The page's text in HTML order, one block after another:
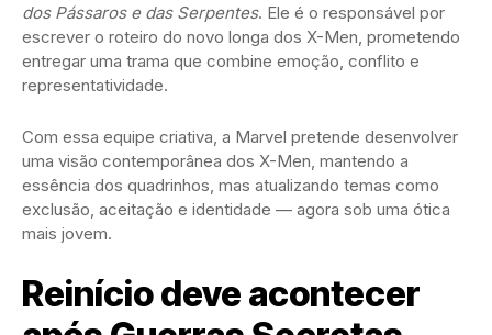
dos Pássaros e das Serpentes. Ele é o responsável por
escrever o roteiro do novo longa dos X-Men, prometendo
entregar uma trama que combine emoção, conflito e
representatividade.
Com essa equipe criativa, a Marvel pretende desenvolver
uma visão contemporânea dos X-Men, mantendo a
essência dos quadrinhos, mas atualizando temas como
exclusão, aceitação e identidade — agora sob uma ótica
mais jovem.
Reinício deve acontecer